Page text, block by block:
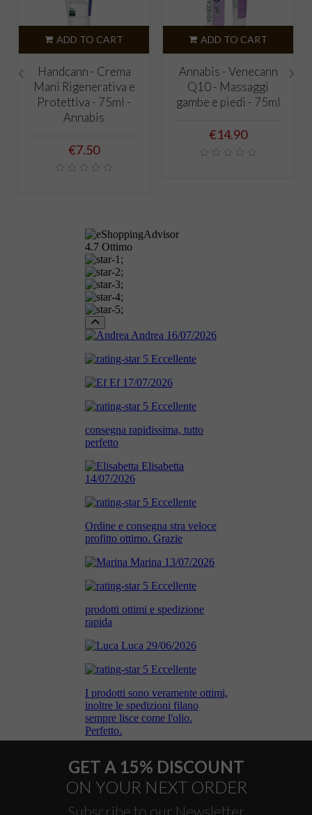
ADD TO CART
Handcann - Crema
Mani Rigenerativa e
Protettiva - 75ml -
Annabis
Price
€7.50
ADD TO CART
Annabis - Venecann
Q10 - Massaggi
gambe e piedi - 75ml
Price
€14.90
GET A 15% DISCOUNT
ON YOUR NEXT ORDER
Subscribe to our Newsletter